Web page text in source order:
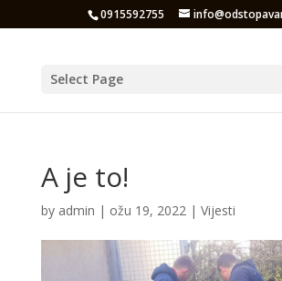
0915592755
Select Page
A je to!
by admin | ožu 19, 2022| Vijesti